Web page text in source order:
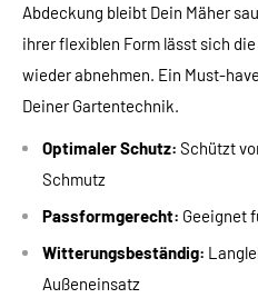
Abdeckung bleibt Dein Mäher
ihrer flexiblen Form lässt sich
wieder abnehmen. Ein Must-
Deiner Gartentechnik.
Optimaler Schutz: Schützt
Schmutz
Passformgerecht: Geeignet
Witterungsbeständig:
Außeneinsatz